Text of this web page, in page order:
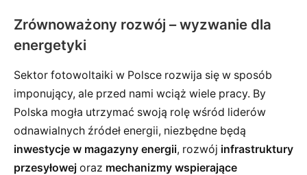
Zrównoważony rozwój – wyzwanie dla
energetyki
Sektor fotowoltaiki w Polsce rozwija się w sposób
imponujący, ale przed nami wciąż wiele pracy. By
Polska mogła utrzymać swoją rolę wśród liderów
odnawialnych źródeł energii, niezbędne będą
inwestycje w magazyny energii, rozwój infrastruktury
przesyłowej oraz mechanizmy wspierające